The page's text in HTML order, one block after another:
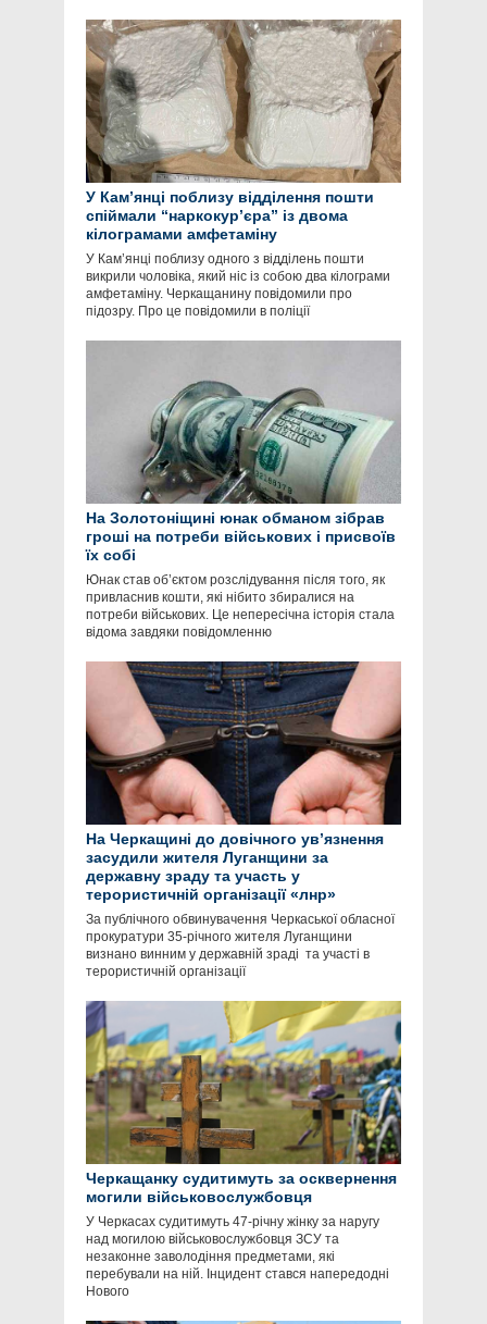
У Кам’янці поблизу відділення пошти
спіймали “наркокур’єра” із двома
кілограмами амфетаміну
У Кам’янці поблизу одного з відділень пошти
викрили чоловіка, який ніс із собою два кілограми
амфетаміну. Черкащанину повідомили про
підозру. Про це повідомили в поліції
На Золотоніщині юнак обманом зібрав
гроші на потреби військових і присвоїв
їх собі
Юнак став об’єктом розслідування після того, як
привласнив кошти, які нібито збиралися на
потреби військових. Це непересічна історія стала
відома завдяки повідомленню
На Черкащині до довічного ув’язнення
засудили жителя Луганщини за
державну зраду та участь у
терористичній організації «лнр»
За публічного обвинувачення Черкаської обласної
прокуратури 35-річного жителя Луганщини
визнано винним у державній зраді та участі в
терористичній організації
Черкащанку судитимуть за осквернення
могили військовослужбовця
У Черкасах судитимуть 47-річну жінку за наругу
над могилою військовослужбовця ЗСУ та
незаконне заволодіння предметами, які
перебували на ній. Інцидент стався напередодні
Нового